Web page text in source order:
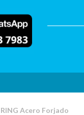
RING Acero Forjado